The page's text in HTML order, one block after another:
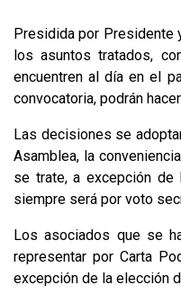
Presidida por Presidente
los asuntos tratados,
encuentren al día en el
convocatoria, podrán
Las decisiones se
Asamblea, la
se trate, a excepción
siempre será por voto
Los asociados que se
representar por Carta
excepción de la elección